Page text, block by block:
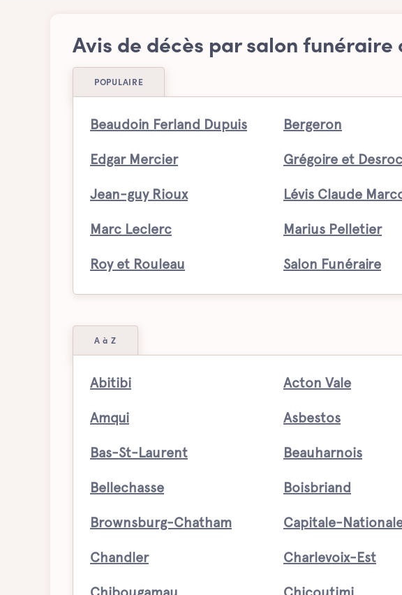
Avis de décès par salon funéraire
POPULAIRE
Beaudoin Ferland Dupuis Bergeron
Edgar Mercier Grégoire et
Jean-guy Rioux Lévis Claude
Marc Leclerc Marius Pelletier
Roy et Rouleau Salon Funéraire
A à Z
Abitibi Acton Vale
Amqui Asbestos
Bas-St-Laurent Beauharnois
Bellechasse Boisbriand
Brownsburg-Chatham Capitale-
Chandler Charlevoix-Est